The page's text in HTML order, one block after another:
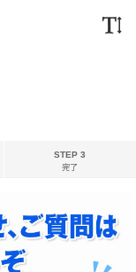
STEP 3
完了